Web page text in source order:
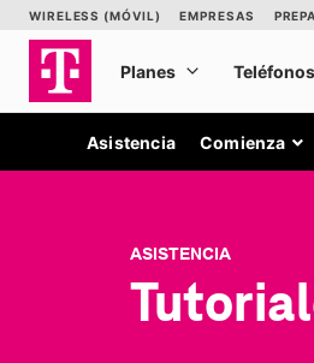
Asistencia Comienza
ASISTENCIA